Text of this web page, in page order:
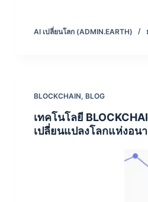
AI เปลี่ยนโลก (ADMIN.EARTH)
BLOCKCHAIN, BLOG
เทคโนโลยี
เปลี่ยนแปลงโลกแห่งอน